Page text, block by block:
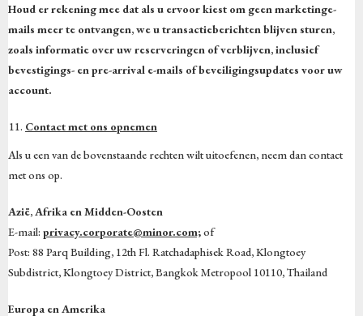
Houd er rekening mee dat als u ervoor kiest om geen marketinge-
mails meer te ontvangen, we u transactieberichten blijven sturen,
zoals informatie over uw reserveringen of verblijven, inclusief
bevestigings- en pre-arrival e-mails of beveiligingsupdates voor uw
account.
Contact met ons opnemen
Als u een van de bovenstaande rechten wilt uitoefenen, neem dan contact
met ons op.
Azië, Afrika en Midden-Oosten
E-mail: privacy.corporate@minor.com;of
Post: 88 Parq Building, 12th Fl. Ratchadaphisek Road, Klongtoey
Subdistrict, Klongtoey District, Bangkok Metropool 10110, Thailand
Europa en Amerika